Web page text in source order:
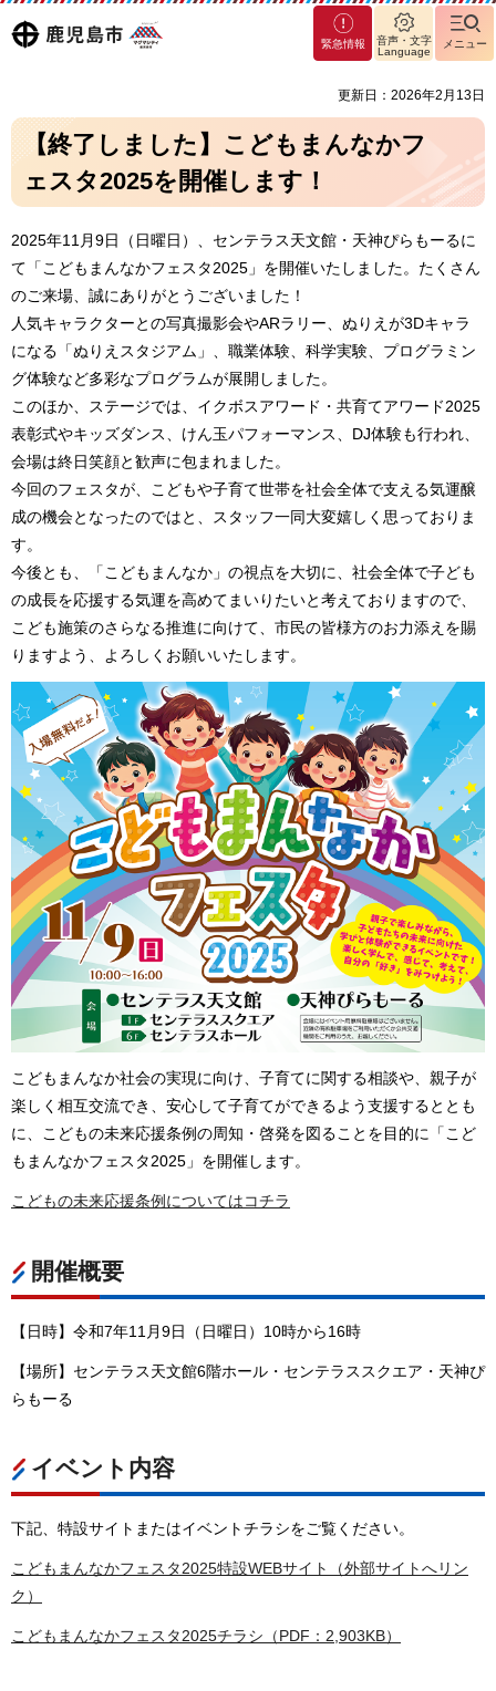
鹿児島
マグ
マシ
緊急情報
音声・文字
Language
メニュー
更新日：2026年2月13日
【終了しました】こどもまんなかフ
ェスタ2025を開催します！
2025年11月9日（日曜日）、センテラス天文館・天神ぴらもーるに
て「こどもまんなかフェスタ2025」を開催いたしました。たくさん
のご来場、誠にありがとうございました！
人気キャラクターとの写真撮影会やARラリー、ぬりえが3Dキャラ
になる「ぬりえスタジアム」、職業体験、科学実験、プログラミン
グ体験など多彩なプログラムが展開しました。
このほか、ステージでは、イクボスアワード・共育てアワード2025
表彰式やキッズダンス、けん玉パフォーマンス、DJ体験も行われ、
会場は終日笑顔と歓声に包まれました。
今回のフェスタが、こどもや子育て世帯を社会全体で支える気運醸
成の機会となったのではと、スタッフ一同大変嬉しく思っておりま
す。
今後とも、「こどもまんなか」の視点を大切に、社会全体で子ども
の成長を応援する気運を高めてまいりたいと考えておりますので、
こども施策のさらなる推進に向けて、市民の皆様方のお力添えを賜
りますよう、よろしくお願いいたします。
こどもまんなか社会の実現に向け、子育てに関する相談や、親子が
楽しく相互交流でき、安心して子育てができるよう支援するととも
に、こどもの未来応援条例の周知・啓発を図ることを目的に「こど
もまんなかフェスタ2025」を開催します。
こどもの未来応援条例についてはコチラ
開催概要
【日時】令和7年11月9日（日曜日）10時から16時
【場所】センテラス天文館6階ホール・センテラススクエア・天神ぴ
らもーる
イベント内容
下記、特設サイトまたはイベントチラシをご覧ください。
こどもまんなかフェスタ2025特設WEBサイト（外部サイトへリン
ク）
こどもまんなかフェスタ2025チラシ（PDF：2,903KB）